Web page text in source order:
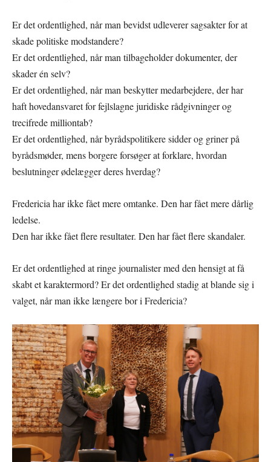
Er det ordentlighed, når man bevidst udleverer sagsakter for at
skade politiske modstandere?
Er det ordentlighed, når man tilbageholder dokumenter, der
skader én selv?
Er det ordentlighed, når man beskytter medarbejdere, der har
haft hovedansvaret for fejlslagne juridiske rådgivninger og
trecifrede milliontab?
Er det ordentlighed, når byrådspolitikere sidder og griner på
byrådsmøder, mens borgere forsøger at forklare, hvordan
beslutninger ødelægger deres hverdag?
Fredericia har ikke fået mere omtanke. Den har fået mere dårlig
ledelse.
Den har ikke fået flere resultater. Den har fået flere skandaler.
Er det ordentlighed at ringe journalister med den hensigt at få
skabt et karaktermord? Er det ordentlighed stadig at blande sig i
valget, når man ikke længere bor i Fredericia?